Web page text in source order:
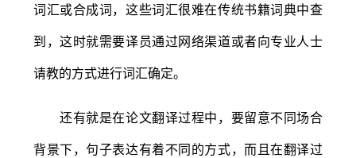
词汇或合成词，这些词汇很难在传统书籍词典中查
到，这时就需要译员通过网络渠道或者向专业人士
请教的方式进行词汇确定。
还有就是在论文翻译过程中，要留意不同场合
背景下，句子表达有着不同的方式，而且在翻译过